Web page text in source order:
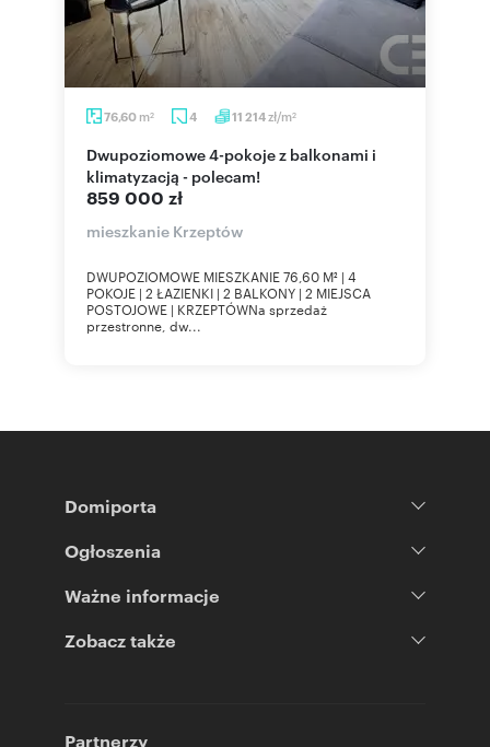
76,60 m2 4 11 214zł/m2
Dwupoziomowe 4-pokoje z balkonami i
klimatyzacją - polecam!
859 000 zł
mieszkanie Krzeptów
DWUPOZIOMOWE MIESZKANIE 76,60 M² | 4
POKOJE | 2 ŁAZIENKI | 2 BALKONY | 2 MIEJSCA
POSTOJOWE | KRZEPTÓWNa sprzedaż
przestronne, dw...
Domiporta
Ogłoszenia
Ważne informacje
Zobacz także
Partnerzy